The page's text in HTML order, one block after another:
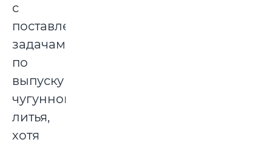
с
поставленными
задачами
по
выпуску
чугунного
литья,
хотя